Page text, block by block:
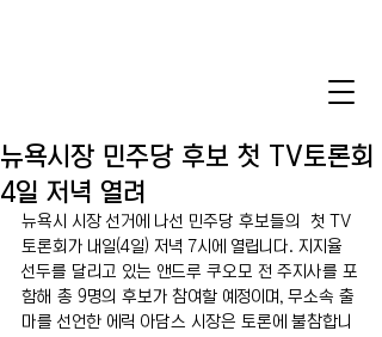
뉴욕시장 민주당 후보 첫 TV토론회
4일 저녁 열려
뉴욕시 시장 선거에 나선 민주당 후보들의  첫 TV
토론회가 내일(4일) 저녁 7시에 열립니다. 지지율
선두를 달리고 있는 앤드루 쿠오모 전 주지사를 포
함해 총 9명의 후보가 참여할 예정이며, 무소속 출
마를 선언한 에릭 아담스 시장은 토론에 불참합니